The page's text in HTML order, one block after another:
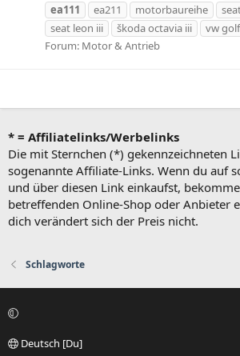
ea111
ea211 motorbaureihe
seat leon iii
škoda octavia iii vw
Forum: Motor & Antrieb
* = Affiliatelinks/Werbelinks
Die mit Sternchen (*) gekennzeichneten
sogenannte Affiliate-Links. Wenn du auf
und über diesen Link einkaufst,
betreffenden Online-Shop oder Anbieter
dich verändert sich der Preis nicht.
Schlagworte
Deutsch [Du]